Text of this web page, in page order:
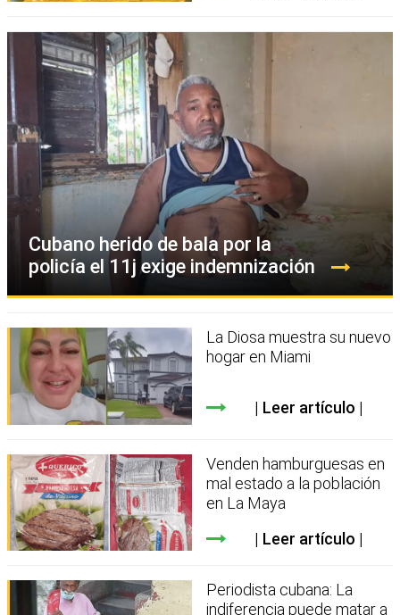
Cubano herido de bala por la
policía el 11j exige indemnización
La Diosa muestra su nuevo
hogar en Miami
Leer artículo
Venden hamburguesas en
mal estado a la población
en La Maya
Leer artículo
Periodista cubana: La
indiferencia puede matar a